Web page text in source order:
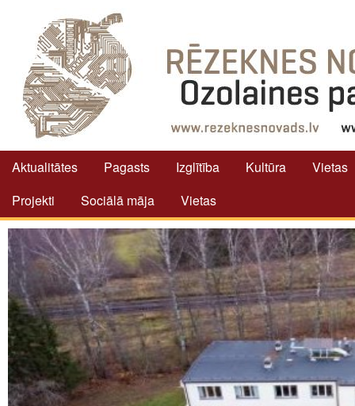
Aktualitātes Pagasts Izglītība Kultūra
Vietas
Projekti
Sociālā māja Vietas